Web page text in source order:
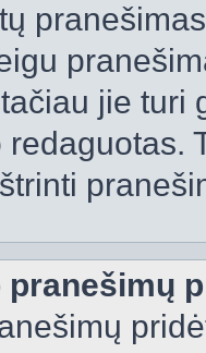
jie turi
pranešimų